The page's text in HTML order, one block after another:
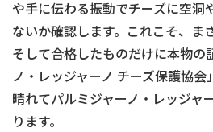
や手に伝わる振動でチーズに空洞
ないか確認します。これこそ、ま
そして合格したものだけに本物の
ノ・レッジャーノ チーズ保護協会
晴れてパルミジャーノ・レッジャ
ります。